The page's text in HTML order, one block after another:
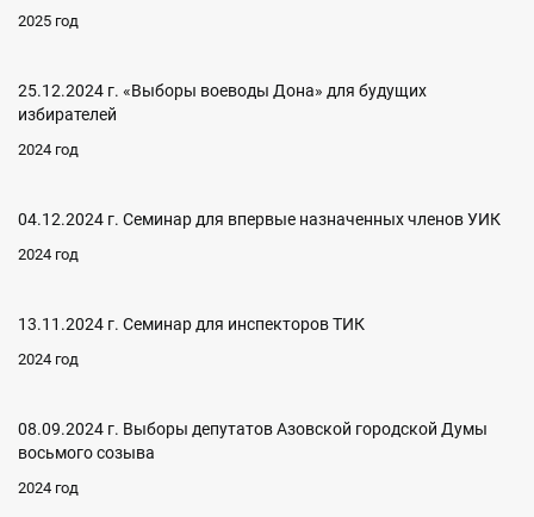
2025 год
25.12.2024 г. «Выборы воеводы Дона» для будущих
избирателей
2024 год
04.12.2024 г. Семинар для впервые назначенных членов УИК
2024 год
13.11.2024 г. Семинар для инспекторов ТИК
2024 год
08.09.2024 г. Выборы депутатов Азовской городской Думы
восьмого созыва
2024 год